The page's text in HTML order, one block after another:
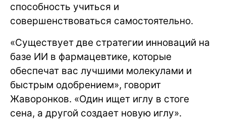
способность учиться и
совершенствоваться самостоятельно.
«Существует две стратегии инноваций на
базе ИИ в фармацевтике, которые
обеспечат вас лучшими молекулами и
быстрым одобрением», говорит
Жаворонков. «Один ищет иглу в стоге
сена, а другой создает новую иглу».